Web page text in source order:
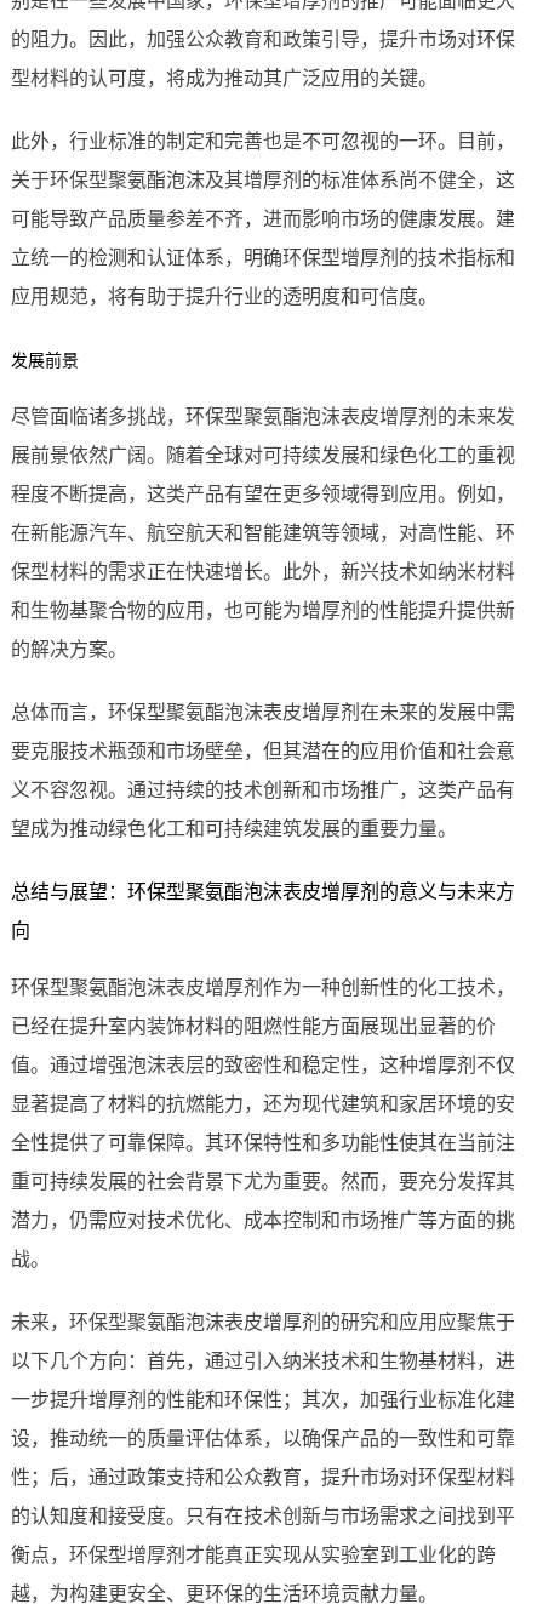
的阻力。因此，加强公众教育和政策引导，提升市场对环保
型材料的认可度，将成为推动其广泛应用的关键。
此外，行业标准的制定和完善也是不可忽视的一环。目前，
关于环保型聚氨酯泡沫及其增厚剂的标准体系尚不健全，这
可能导致产品质量参差不齐，进而影响市场的健康发展。建
立统一的检测和认证体系，明确环保型增厚剂的技术指标和
应用规范，将有助于提升行业的透明度和可信度。
发展前景
尽管面临诸多挑战，环保型聚氨酯泡沫表皮增厚剂的未来发
展前景依然广阔。随着全球对可持续发展和绿色化工的重视
程度不断提高，这类产品有望在更多领域得到应用。例如，
在新能源汽车、航空航天和智能建筑等领域，对高性能、环
保型材料的需求正在快速增长。此外，新兴技术如纳米材料
和生物基聚合物的应用，也可能为增厚剂的性能提升提供新
的解决方案。
总体而言，环保型聚氨酯泡沫表皮增厚剂在未来的发展中需
要克服技术瓶颈和市场壁垒，但其潜在的应用价值和社会意
义不容忽视。通过持续的技术创新和市场推广，这类产品有
望成为推动绿色化工和可持续建筑发展的重要力量。
总结与展望：环保型聚氨酯泡沫表皮增厚剂的意义与未来方
向
环保型聚氨酯泡沫表皮增厚剂作为一种创新性的化工技术，
已经在提升室内装饰材料的阻燃性能方面展现出显著的价
值。通过增强泡沫表层的致密性和稳定性，这种增厚剂不仅
显著提高了材料的抗燃能力，还为现代建筑和家居环境的安
全性提供了可靠保障。其环保特性和多功能性使其在当前注
重可持续发展的社会背景下尤为重要。然而，要充分发挥其
潜力，仍需应对技术优化、成本控制和市场推广等方面的挑
战。
未来，环保型聚氨酯泡沫表皮增厚剂的研究和应用应聚焦于
以下几个方向：首先，通过引入纳米技术和生物基材料，进
一步提升增厚剂的性能和环保性；其次，加强行业标准化建
设，推动统一的质量评估体系，以确保产品的一致性和可靠
性；后，通过政策支持和公众教育，提升市场对环保型材料
的认知度和接受度。只有在技术创新与市场需求之间找到平
衡点，环保型增厚剂才能真正实现从实验室到工业化的跨
越，为构建更安全、更环保的生活环境贡献力量。